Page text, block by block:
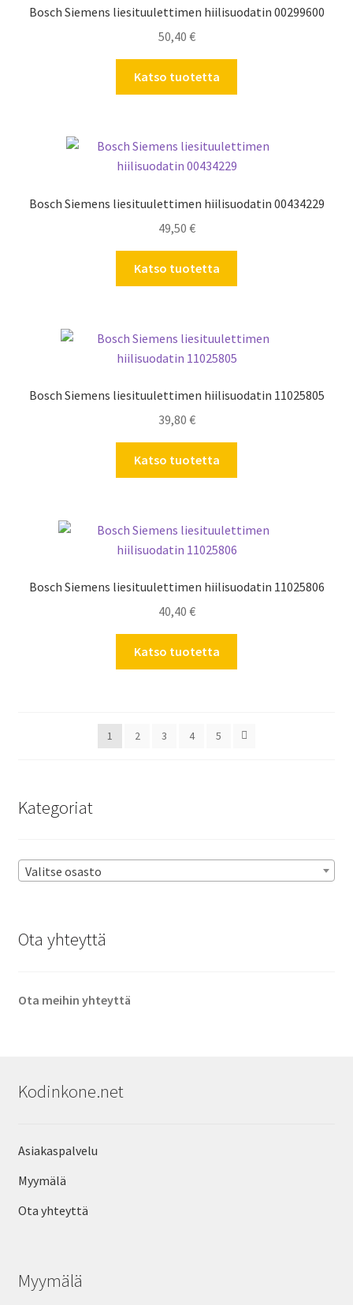
Bosch Siemens liesituulettimen hiilisuodatin 00299600
50,40 €
Katso tuotetta
Bosch Siemens liesituulettimen hiilisuodatin 00434229
49,50 €
Katso tuotetta
Bosch Siemens liesituulettimen hiilisuodatin 11025805
39,80 €
Katso tuotetta
Bosch Siemens liesituulettimen hiilisuodatin 11025806
40,40 €
Katso tuotetta
1 2 3 4 5
Kategoriat
Valitse osasto
Ota yhteyttä
Ota meihin yhteyttä
Kodinkone.net
Asiakaspalvelu
Myymälä
Ota yhteyttä
Myymälä